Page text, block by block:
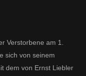
Verstorbene am 1.
sich von seinem
dem von Ernst Liebler